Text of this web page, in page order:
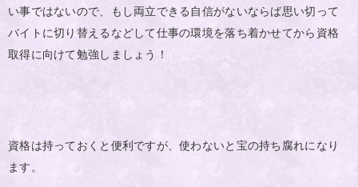
い事ではないので、もし両立できる自信がないならば思い切って
バイトに切り替えるなどして仕事の環境を落ち着かせてから資格
取得に向けて勉強しましょう！
資格は持っておくと便利ですが、使わないと宝の持ち腐れになり
ます。